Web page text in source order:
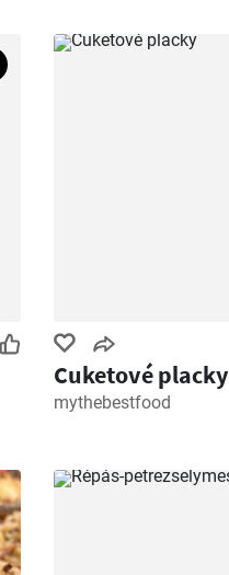
Cuketové placky
mythebestfood